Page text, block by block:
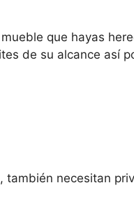
que hayas
de su alcance así
necesitan